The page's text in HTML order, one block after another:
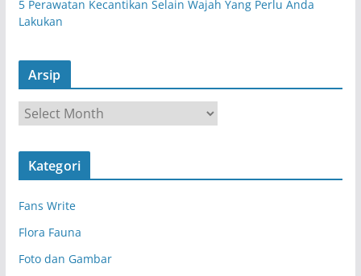
5 Perawatan Kecantikan Selain Wajah Yang Perlu Anda
Lakukan
Arsip
r
s
Kategori
Fans Write
Flora Fauna
Foto dan Gambar